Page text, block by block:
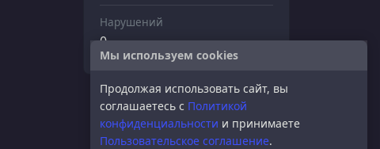
Нарушений
0
Мы используем cookies
Продолжая использовать сайт, вы
соглашаетесь с Политикой
конфиденциальности и принимаете
Пользовательское соглашение.